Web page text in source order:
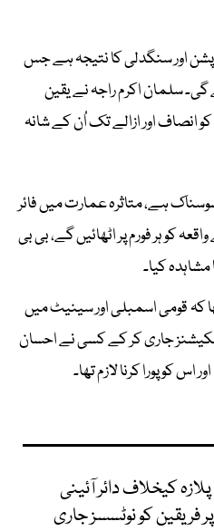
اور سنگدلی کا نتیجہ ہے جس
گی۔ سلمان اکرم راجہ نے یقین
کو انصاف اور ازالے تک اُن کے شانہ
ہے، متاثرہ عمارت میں فائر
کو ہر فورم پر اٹھائیں گے، بی بی
کیا۔
کہ قومی اسمبلی اور سینیٹ میں
جاری کر کے کسی نے احسان
اس کو پورا کرنا لازم تھا۔
کیخلاف دائر آئینی
فریقین کو نوٹسسز جاری